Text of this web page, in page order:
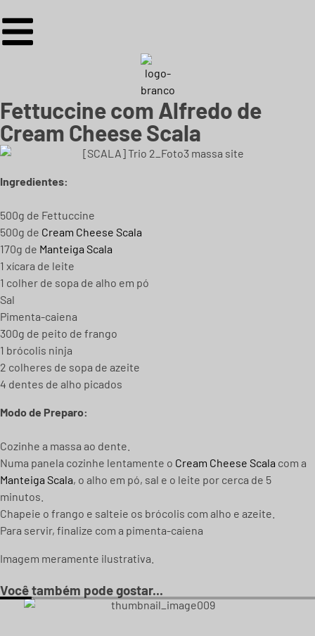
Fettuccine com Alfredo de
Cream Cheese Scala
Ingredientes:
500g de Fettuccine
500g de Cream Cheese Scala
170g de Manteiga Scala
1 xícara de leite
1 colher de sopa de alho em pó
Sal
Pimenta-caiena
300g de peito de frango
1 brócolis ninja
2 colheres de sopa de azeite
4 dentes de alho picados
Modo de Preparo:
Cozinhe a massa ao dente.
Numa panela cozinhe lentamente o Cream Cheese Scala com a
Manteiga Scala, o alho em pó, sal e o leite por cerca de 5
minutos.
Chapeie o frango e salteie os brócolis com alho e azeite.
Para servir, finalize com a pimenta-caiena
Imagem meramente ilustrativa.
Você também pode gostar...